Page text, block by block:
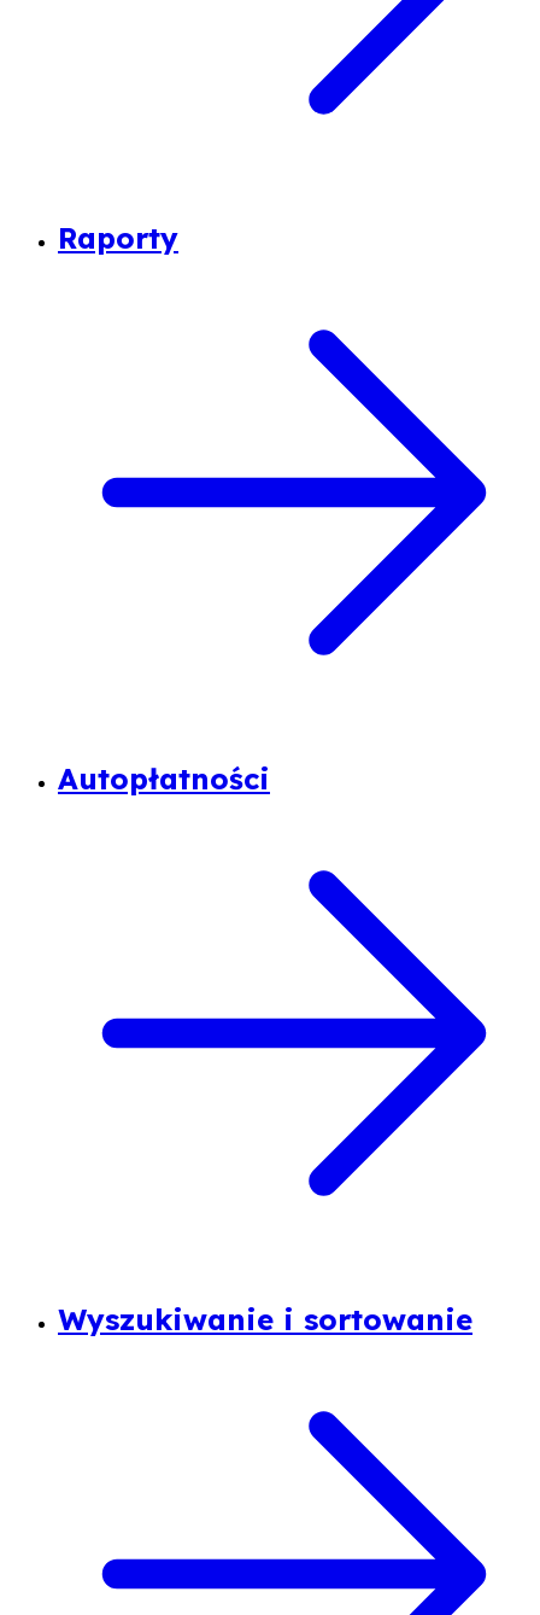
Raporty
Autopłatności
Wyszukiwanie i sortowanie